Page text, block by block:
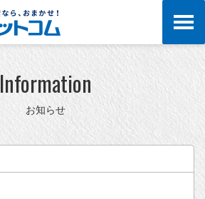
Information
お知らせ